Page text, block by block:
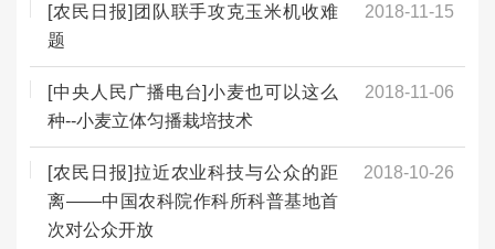
[农民日报]团队联手攻克玉米机收难
题
2018-11-15
[中央人民广播电台]小麦也可以这么
种--小麦立体匀播栽培技术
2018-11-06
[农民日报]拉近农业科技与公众的距
离——中国农科院作科所科普基地首
次对公众开放
2018-10-26